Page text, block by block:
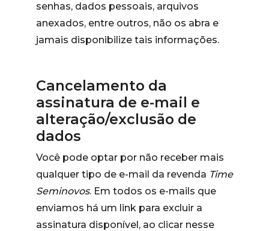
senhas, dados pessoais, arquivos
anexados, entre outros, não os abra e
jamais disponibilize tais informações.
Cancelamento da
assinatura de e-mail e
alteração/exclusão de
dados
Você pode optar por não receber mais
qualquer tipo de e-mail da revenda Time
Seminovos. Em todos os e-mails que
enviamos há um link para excluir a
assinatura disponível, ao clicar nesse